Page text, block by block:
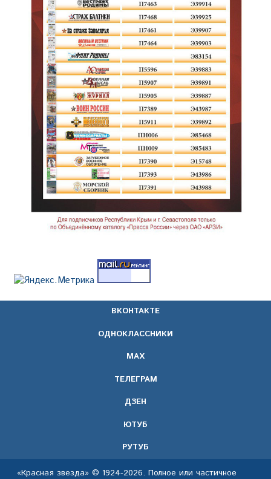
ВКОНТАКТЕ
ОДНОКЛАССНИКИ
МАХ
ТЕЛЕГРАМ
ДЗЕН
ЮТУБ
РУТУБ
«Красная звезда» © 1924-2026. Полное или частичное